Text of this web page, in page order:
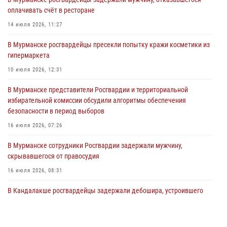
Сотрудники Росгвардии провели инструктаж по
антитеррористической защищенности для членов избирательных
31 июля 2026, 08:48 3
Сотрудники Росгвардии задержали мужчину, не оплатившего счет в
30 июля 2026, 14:09
В Управлении Росгвардии по Мурманской области прошло пожарно-
тактическое занятие совместно с МЧС России
оплачивать счёт в ресторане
14 июля 2026, 11:27
В Мурманске росгвардейцы пресекли попытку кражи косметики из
гипермаркета
10 июля 2026, 12:31
В Мурманске представители Росгвардии и территориальной
избирательной комиссии обсудили алгоритмы обеспечения
безопасности в период выборов
16 июля 2026, 07:26
В Мурманске сотрудники Росгвардии задержали мужчину,
скрывавшегося от правосудия
16 июля 2026, 08:31
В Кандалакше росгвардейцы задержали дебошира, устроившего